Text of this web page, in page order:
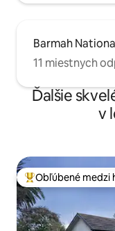
Barmah
11 miestnych
Ďalšie
v
Najobľúbenejšie
Obľúbené medzi